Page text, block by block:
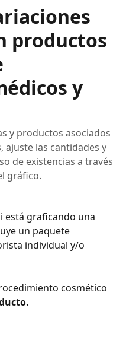
productos
y
y productos asociados
ajuste las cantidades y
de existencias a través
gráfico.
está graficando una
un paquete
individual y/o
cosmético